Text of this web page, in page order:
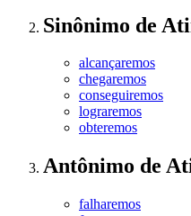
Sinônimo de
alcançaremos
chegaremos
conseguiremos
lograremos
obteremos
Antônimo de
falharemos